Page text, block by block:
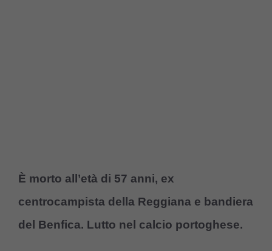
È morto all’età di 57 anni, ex
centrocampista della Reggiana e bandiera
del Benfica. Lutto nel calcio portoghese.